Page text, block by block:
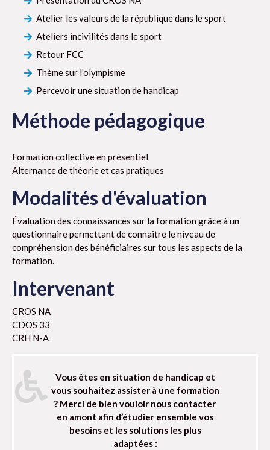
Atelier les valeurs de la république dans le sport
Ateliers incivilités dans le sport
Retour FCC
Thème sur l’olympisme
Percevoir une situation de handicap
Méthode pédagogique
Formation collective en présentiel
Alternance de théorie et cas pratiques
Modalités d'évaluation
Évaluation des connaissances sur la formation grâce à un
questionnaire permettant de connaitre le niveau de
compréhension des bénéficiaires sur tous les aspects de la
formation.
Intervenant
CROS NA
CDOS 33
CRH N-A
Vous êtes en situation de handicap et
vous souhaitez assister à une formation
? Merci de bien vouloir nous contacter
en amont afin d’étudier ensemble vos
besoins et les solutions les plus
adaptées :